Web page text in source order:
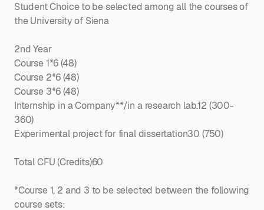
Student Choice to be selected among all the courses of
the University of Siena
2nd Year
Course 1*6 (48)
Course 2*6 (48)
Course 3*6 (48)
Internship in a Company**/in a research lab.12 (300-
360)
Experimental project for final dissertation30 (750)
Total CFU (Credits)60
*Course 1, 2 and 3 to be selected between the following
course sets: